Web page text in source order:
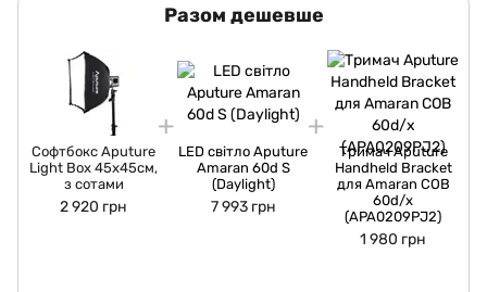
Разом дешевше
Софтбокс Aputure
Light Box 45x45см,
з сотами
2 920 грн
LED світло Aputure
Amaran 60d S
(Daylight)
7 993 грн
Тримач Aputure
Handheld Bracket
для Amaran COB
60d/x
(APA0209PJ2)
1 980 грн